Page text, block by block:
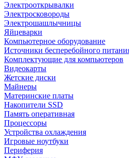
Электрооткрывалки
Электросковороды
Электрошашлычницы
Яйцеварки
Компьютерное оборудование
Источники бесперебойного
Комплектующие для компьютеров
Видеокарты
Жетские диски
Майнеры
Материнские платы
Накопители SSD
Память оперативная
Процессоры
Устройства охлаждения
Игровые ноутбуки
Периферия